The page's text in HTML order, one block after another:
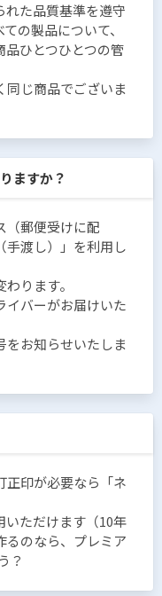
れた品質基準を遵守
の製品について、
ひとつひとつの管
同じ商品でございま
ますか？
（郵便受けに配
手渡し）」を利用し
ります。
イバーがお届けいた
をお知らせいたしま
正印が必要なら「ネ
いただけます（10年
るのなら、プレミア
？